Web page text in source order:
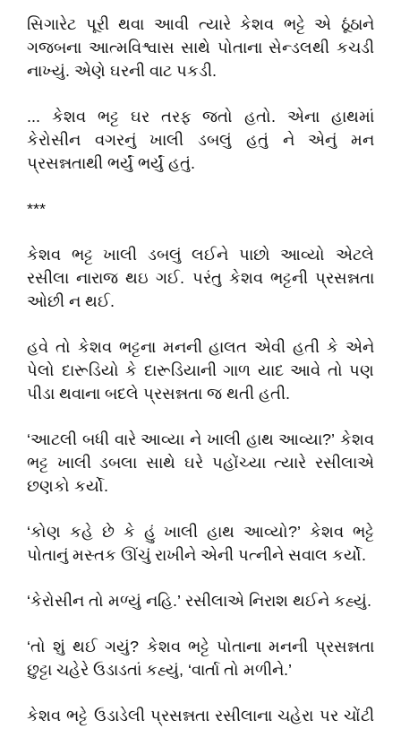
સિગારેટ પૂરી થવા આવી ત્યારે કેશવ ભટ્ટે એ ઠૂંઠાને
ગજબના આત્મવિશ્વાસ સાથે પોતાના સેન્ડલથી કચડી
નાખ્યું. એણે ઘરની વાટ પકડી.
... કેશવ ભટ્ટ ઘર તરફ જતો હતો. એના હાથમાં
કેરોસીન વગરનું ખાલી ડબલું હતું ને એનું મન
પ્રસન્નતાથી ભર્યું ભર્યું હતું.
***
કેશવ ભટ્ટ ખાલી ડબલું લઈને પાછો આવ્યો એટલે
રસીલા નારાજ થઇ ગઈ. પરંતુ કેશવ ભટ્ટની પ્રસન્નતા
ઓછી ન થઈ.
હવે તો કેશવ ભટ્ટના મનની હાલત એવી હતી કે એને
પેલો દારૂડિયો કે દારૂડિયાની ગાળ યાદ આવે તો પણ
પીડા થવાના બદલે પ્રસન્નતા જ થતી હતી.
‘આટલી બધી વારે આવ્યા ને ખાલી હાથ આવ્યા?’ કેશવ
ભટ્ટ ખાલી ડબલા સાથે ઘરે પહોંચ્યા ત્યારે રસીલાએ
છણકો કર્યો.
‘કોણ કહે છે કે હું ખાલી હાથ આવ્યો?’ કેશવ ભટ્ટે
પોતાનું મસ્તક ઊંચું રાખીને એની પત્નીને સવાલ કર્યો.
‘કેરોસીન તો મળ્યું નહિ.’ રસીલાએ નિરાશ થઈને કહ્યું.
‘તો શું થઈ ગયું? કેશવ ભટ્ટે પોતાના મનની પ્રસન્નતા
છુટ્ટા ચહેરે ઉડાડતાં કહ્યું, ‘વાર્તા તો મળીને.’
કેશવ ભટ્ટે ઉડાડેલી પ્રસન્નતા રસીલાના ચહેરા પર ચોંટી